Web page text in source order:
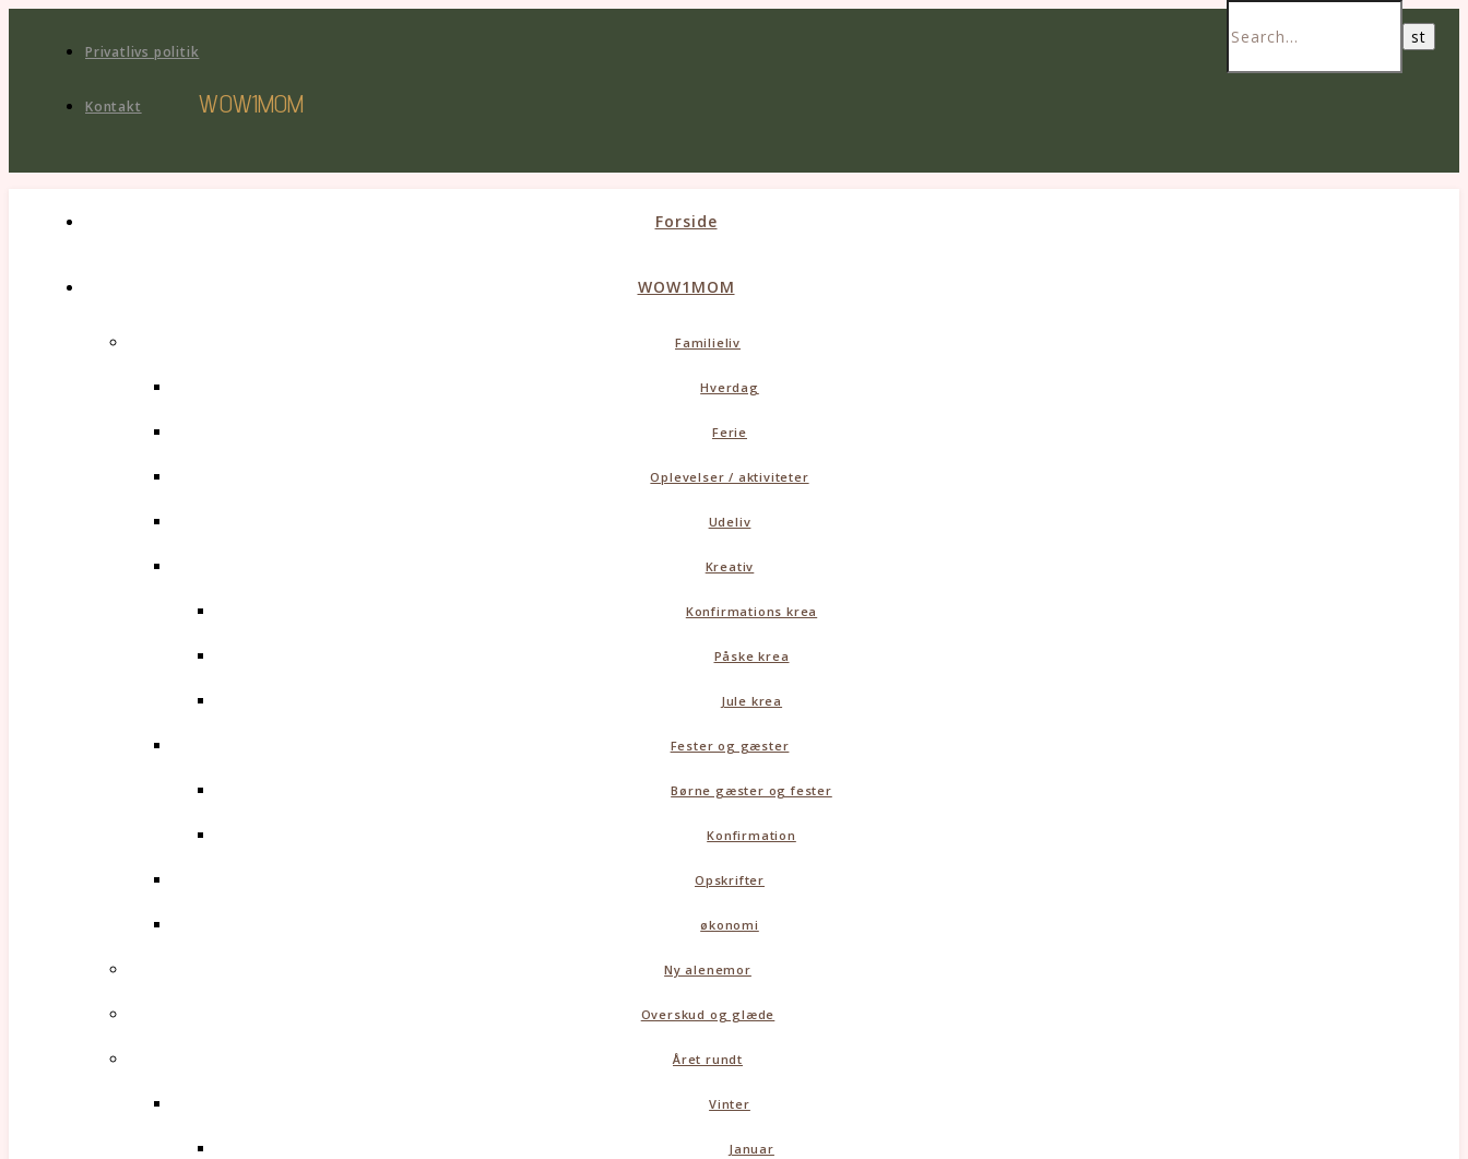
Privatlivs politik
Kontakt WOW1MOM
Forside
WOW1MOM
Familieliv
Hverdag
Ferie
Oplevelser / aktiviteter
Udeliv
Kreativ
Konfirmations krea
Påske krea
Jule krea
Fester og gæster
Børne gæster og fester
Konfirmation
Opskrifter
økonomi
Ny alenemor
Overskud og glæde
Året rundt
Vinter
Januar